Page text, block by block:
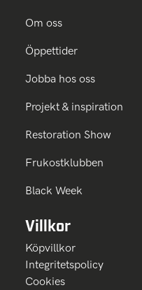
Om oss
Öppettider
Jobba hos oss
Projekt & inspiration
Restoration Show
Frukostklubben
Black Week
Villkor
Köpvillkor
Integritetspolicy
Cookies